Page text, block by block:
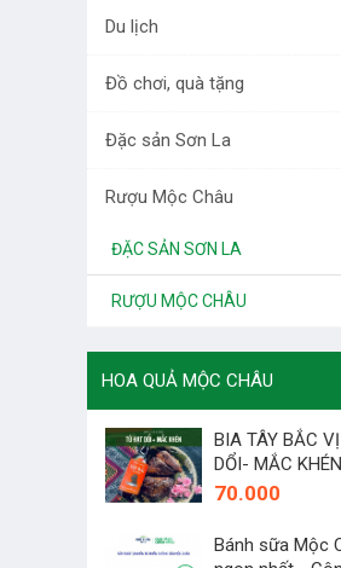
Du lịch
Đồ chơi, quà tặng
Đặc sản Sơn La
Rượu Mộc Châu
LÀM ĐẸP
THỜI TRANG
DU LỊCH
ĐỒ CHƠI, QUÀ TẶNG
ĐẶC SẢN SƠN LA
RƯỢU MỘC CHÂU
HOA QUẢ MỘC CHÂU
BIA TÂY BẮC
DỔI- MẮC KHÉN
70.000
Bánh sữa Mộc